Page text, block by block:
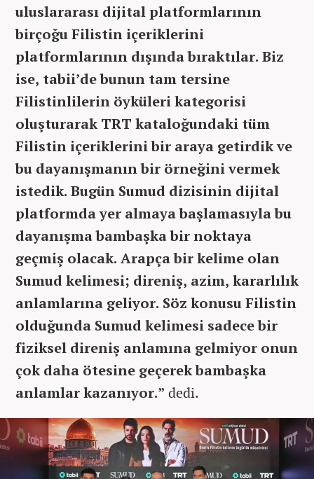
uluslararası dijital platformlarının
birçoğu Filistin içeriklerini
platformlarının dışında bıraktılar. Biz
ise, tabii’de bunun tam tersine
Filistinlilerin öyküleri kategorisi
oluşturarak TRT kataloğundaki tüm
Filistin içeriklerini bir araya getirdik ve
bu dayanışmanın bir örneğini vermek
istedik. Bugün Sumud dizisinin dijital
platformda yer almaya başlamasıyla bu
dayanışma bambaşka bir noktaya
geçmiş olacak. Arapça bir kelime olan
Sumud kelimesi; direniş, azim, kararlılık
anlamlarına geliyor. Söz konusu Filistin
olduğunda Sumud kelimesi sadece bir
fiziksel direniş anlamına gelmiyor onun
çok daha ötesine geçerek bambaşka
anlamlar kazanıyor.” dedi.